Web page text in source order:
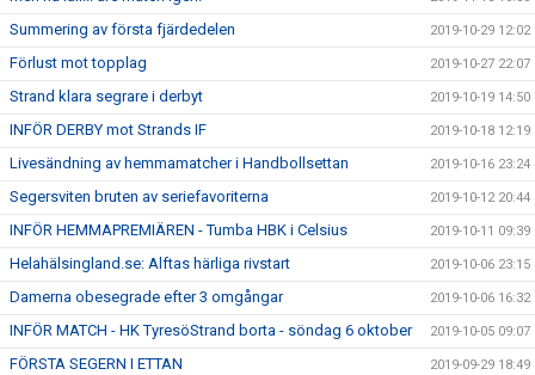
Summering av första fjärdedelen 2019-10-29 12:02
Förlust mot topplag 2019-10-27 22:07
Strand klara segrare i derbyt 2019-10-19 14:50
INFÖR DERBY mot Strands IF 2019-10-18 12:19
Livesändning av hemmamatcher i Handbollsettan 2019-10-16 23:24
Segersviten bruten av seriefavoriterna 2019-10-12 20:44
INFÖR HEMMAPREMIÄREN - Tumba HBK i Celsius 2019-10-11 09:39
Helahälsingland.se: Alftas härliga rivstart 2019-10-06 23:15
Damerna obesegrade efter 3 omgångar 2019-10-06 16:32
INFÖR MATCH - HK TyresöStrand borta - söndag 6 oktober 2019-10-05 09:07
FÖRSTA SEGERN I ETTAN 2019-09-29 18:49